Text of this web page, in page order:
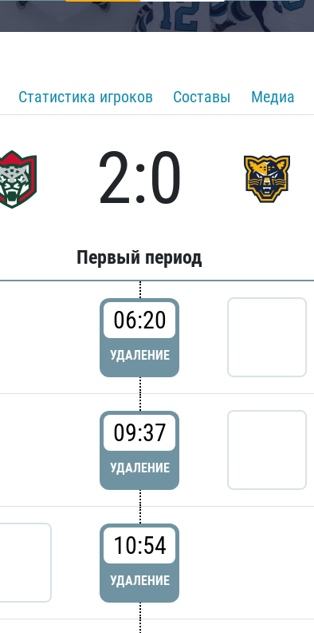
Статистика игроков Составы Медиа
2:0
Первый период
06:20
УДАЛЕНИЕ
09:37
УДАЛЕНИЕ
10:54
УДАЛЕНИЕ